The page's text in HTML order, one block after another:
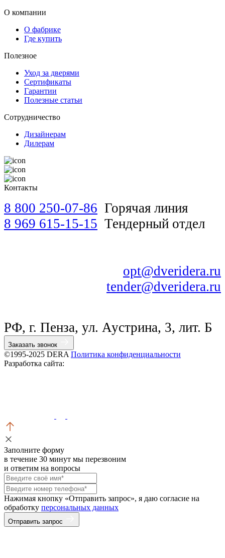
О компании
О фабрике
Где купить
Полезное
Уход за дверями
Сертификаты
Гарантии
Полезные статьи
Сотрудничество
Дизайнерам
Дилерам
Контакты
8 800 250-07-86 Горячая линия
8 969 615-15-15 Тендерный отдел
opt@dveridera.ru
tender@dveridera.ru
РФ, г. Пенза, ул. Аустрина, 3, лит. Б
Заказать звонок
©1995-2025 DERA Политика конфиденциальности
Разработка сайта:
Заполните форму
в течение 30 минут мы перезвоним
и ответим на вопросы
Нажимая кнопку «Отправить запрос», я даю согласие на
обработку персональных данных
Отправить запрос